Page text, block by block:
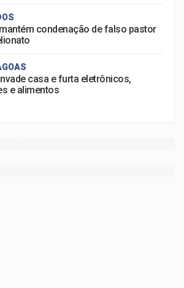
condenação de falso pastor
casa e furta eletrônicos,
e alimentos